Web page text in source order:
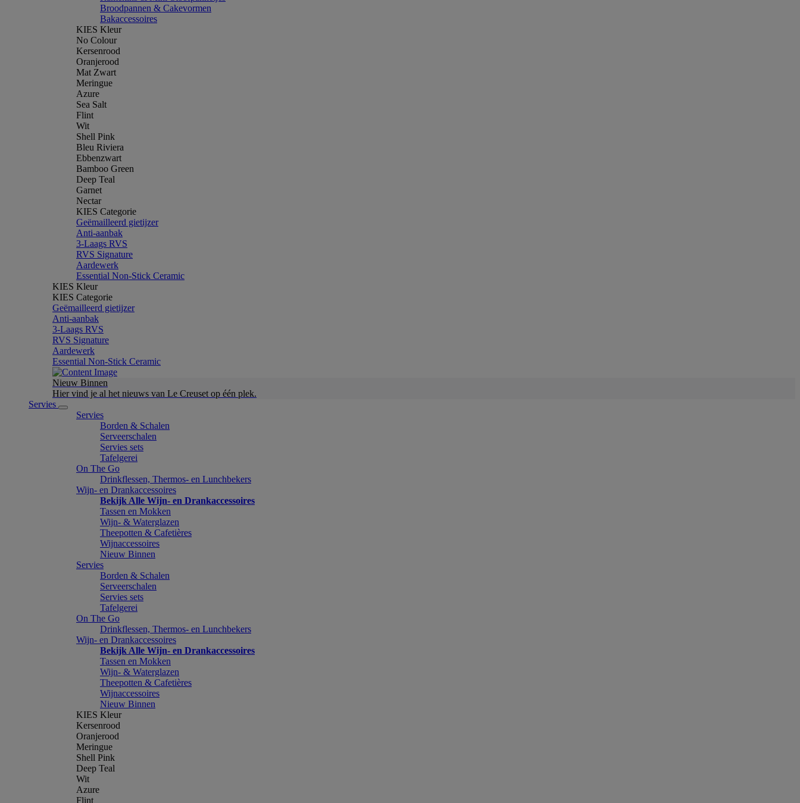
Broodpannen & Cakevormen
Bakaccessoires
KIES Kleur
No Colour
Kersenrood
Oranjerood
Mat Zwart
Meringue
Azure
Sea Salt
Flint
Wit
Shell Pink
Bleu Riviera
Ebbenzwart
Bamboo Green
Deep Teal
Garnet
Nectar
KIES Categorie
Geëmailleerd gietijzer
Anti-aanbak
3-Laags RVS
RVS Signature
Aardewerk
Essential Non-Stick Ceramic
KIES Kleur
KIES Categorie
Geëmailleerd gietijzer
Anti-aanbak
3-Laags RVS
RVS Signature
Aardewerk
Essential Non-Stick Ceramic
Nieuw Binnen
Hier vind je al het nieuws van Le Creuset op één plek.
Servies
Servies
Borden & Schalen
Serveerschalen
Servies sets
Tafelgerei
On The Go
Drinkflessen, Thermos- en Lunchbekers
Wijn- en Drankaccessoires
Bekijk Alle Wijn- en Drankaccessoires
Tassen en Mokken
Wijn- & Waterglazen
Theepotten & Cafetières
Wijnaccessoires
Nieuw Binnen
Servies
Borden & Schalen
Serveerschalen
Servies sets
Tafelgerei
On The Go
Drinkflessen, Thermos- en Lunchbekers
Wijn- en Drankaccessoires
Bekijk Alle Wijn- en Drankaccessoires
Tassen en Mokken
Wijn- & Waterglazen
Theepotten & Cafetières
Wijnaccessoires
Nieuw Binnen
KIES Kleur
Kersenrood
Oranjerood
Meringue
Shell Pink
Deep Teal
Wit
Azure
Flint